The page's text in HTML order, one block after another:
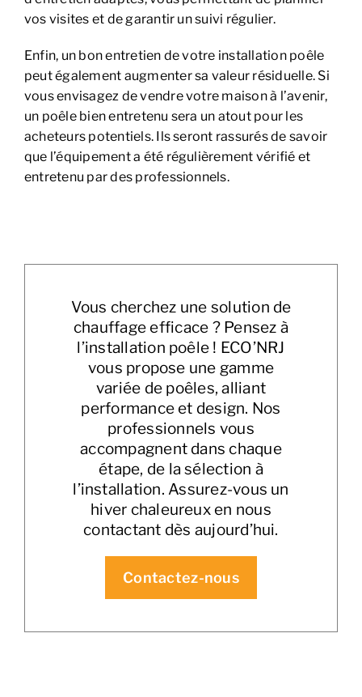
vos visites et de garantir un suivi régulier.
Enfin, un bon entretien de votre installation poêle
peut également augmenter sa valeur résiduelle. Si
vous envisagez de vendre votre maison à l’avenir,
un poêle bien entretenu sera un atout pour les
acheteurs potentiels. Ils seront rassurés de savoir
que l’équipement a été régulièrement vérifié et
entretenu par des professionnels.
Vous cherchez une solution de
chauffage efficace ? Pensez à
l’installation poêle ! ECO’NRJ
vous propose une gamme
variée de poêles, alliant
performance et design. Nos
professionnels vous
accompagnent dans chaque
étape, de la sélection à
l’installation. Assurez-vous un
hiver chaleureux en nous
contactant dès aujourd’hui.
Contactez-nous